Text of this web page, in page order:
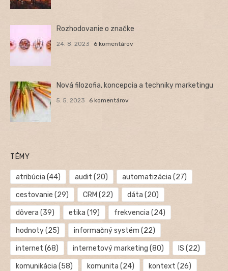
Rozhodovanie o značke
24. 8. 2023 6 komentárov
Nová filozofia, koncepcia a techniky marketingu
5. 5. 2023 6 komentárov
TÉMY
atribúcia (44) audit (20) automatizácia (27)
cestovanie (29) CRM (22) dáta (20)
dôvera (39) etika (19) frekvencia (24)
hodnoty(25) informačný systém (22)
internet (68) internetový marketing (80) IS (22)
komunikácia (58) komunita (24) kontext (26)